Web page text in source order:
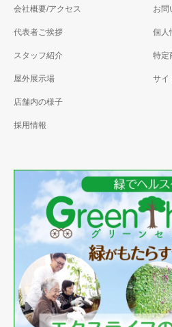
会社概要/アクセス
代表者ご挨拶
スタッフ紹介
屋外展示場
店舗内の様子
採用情報
お問
個人
特定
サイ